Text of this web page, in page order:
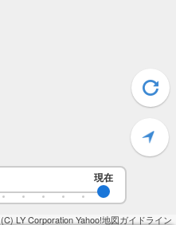
(C) LY CorporationYahoo!地図ガイドライン
現在